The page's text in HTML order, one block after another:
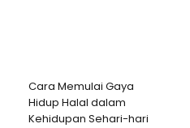
Cara Memulai Gaya
Hidup Halal dalam
Kehidupan Sehari-hari